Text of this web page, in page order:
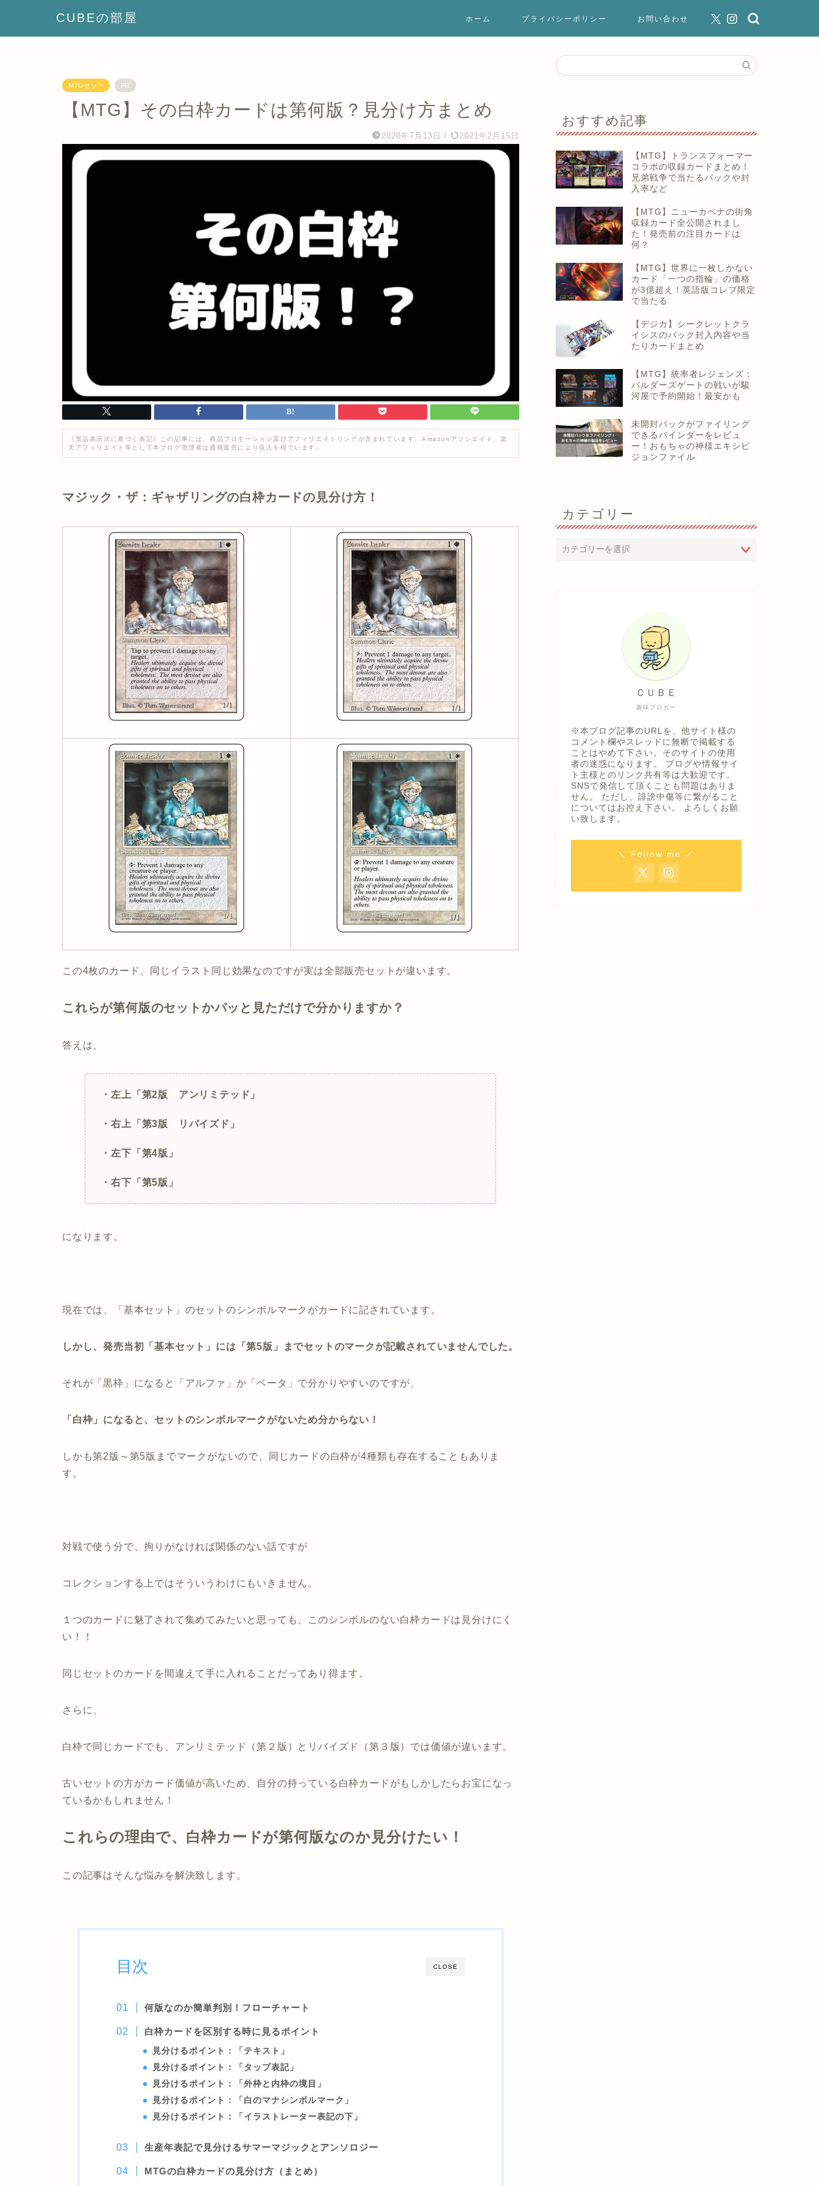
CUBEの部屋 ホーム プライバシーポリシー お問い合わせ
MTGセット PR
【MTG】その白枠カードは第何版？見分け方まとめ
2020年7月13日 / 2021年2月15日
《景品表示法に基づく表記》この記事には、商品プロモーション及びアフィリエイトリンクが含まれています。Amazonアソシエイト、楽
天アフィリエイト等として本ブログ管理者は適格販売により収入を得ています。
マジック・ザ：ギャザリングの白枠カードの見分け方！
この4枚のカード、同じイラスト同じ効果なのですが実は全部販売セットが違います。
これらが第何版のセットかパッと見ただけで分かりますか？
答えは、
・左上「第2版 アンリミテッド」
・右上「第3版 リバイズド」
・左下「第4版」
・右下「第5版」
になります。
現在では、「基本セット」のセットのシンボルマークがカードに記されています。
しかし、発売当初「基本セット」には「第5版」までセットのマークが記載されていませんでした。
それが「黒枠」になると「アルファ」か「ベータ」で分かりやすいのですが、
「白枠」になると、セットのシンボルマークがないため分からない！
しかも第2版～第5版までマークがないので、同じカードの白枠が4種類も存在することもありま
す。
対戦で使う分で、拘りがなければ関係のない話ですが
コレクションする上ではそういうわけにもいきません。
１つのカードに魅了されて集めてみたいと思っても、このシンボルのない白枠カードは見分けにく
い！！
同じセットのカードを間違えて手に入れることだってあり得ます。
さらに、
白枠で同じカードでも、アンリミテッド（第２版）とリバイズド（第３版）では価値が違います。
古いセットの方がカード価値が高いため、自分の持っている白枠カードがもしかしたらお宝になっ
ているかもしれません！
これらの理由で、白枠カードが第何版なのか見分けたい！
この記事はそんな悩みを解決致します。
CLOSE
目次
何版なのか簡単判別！フローチャート
白枠カードを区別する時に見るポイント
見分けるポイント：「テキスト」
見分けるポイント：「タップ表記」
見分けるポイント：「外枠と内枠の境目」
見分けるポイント：「白のマナシンボルマーク」
見分けるポイント：「イラストレーター表記の下」
生産年表記で見分けるサマーマジックとアンソロジー
MTGの白枠カードの見分け方（まとめ）
おすすめ記事
【MTG】トランスフォーマー
コラボの収録カードまとめ！
兄弟戦争で当たるパックや封
入率など
【MTG】ニューカペナの街角
収録カード全公開されまし
た！発売前の注目カードは
何？
【MTG】世界に一枚しかない
カード「一つの指輪」の価格
が3億超え！英語版コレブ限定
で当たる
【デジカ】シークレットクラ
イシスのパック封入内容や当
たりカードまとめ
【MTG】統率者レジェンズ：
バルダーズゲートの戦いが駿
河屋で予約開始！最安かも
未開封パックがファイリング
できるバインダーをレビュ
ー！おもちゃの神様エキシビ
ジョンファイル
カテゴリー
趣味ブロガー
ＣＵＢＥ
※本ブログ記事のURLを、他サイト様の
コメント欄やスレッドに無断で掲載する
ことはやめて下さい。そのサイトの使用
者の迷惑になります。 ブログや情報サイ
ト主様とのリンク共有等は大歓迎です。
SNSで発信して頂くことも問題はありま
せん。 ただし、誹謗中傷等に繋がること
についてはお控え下さい。 よろしくお願
い致します。
＼ Follow me ／